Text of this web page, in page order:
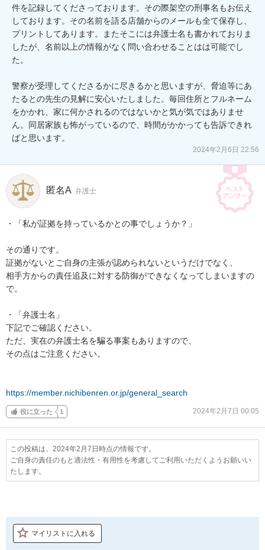
件を記録してくださっております。その際架空の刑事名もお伝え
しております。その名前を語る店舗からのメールも全て保存し、
プリントしてあります。またそこには弁護士名も書かれておりま
したが、名前以上の情報がなく問い合わせることはは可能でし
た。
警察が受理してくださるかに尽きるかと思いますが、脅迫等にあ
たるとの先生の見解に安心いたしました。毎回住所とフルネーム
をかかれ、家に何かされるのではないかと気が気ではありませ
ん。同居家族も怖がっているので、時間がかかっても告訴できれ
ばと思います。
2024年2月6日 22:56
匿名A 弁護士
・「私が証拠を持っているかとの事でしょうか？」
その通りです。
証拠がないとご自身の主張が認められないというだけでなく、
相手方からの責任追及に対する防御ができなくなってしまいますの
で。
・「弁護士名」
下記でご確認ください。
ただ、実在の弁護士名を騙る事案もありますので、
その点はご注意ください。
https://member.nichibenren.or.jp/general_search
役に立った 1 2024年2月7日 00:05
この投稿は、2024年2月7日時点の情報です。
ご自身の責任のもと適法性・有用性を考慮してご利用いただくようお願いい
たします。
マイリストに入れる